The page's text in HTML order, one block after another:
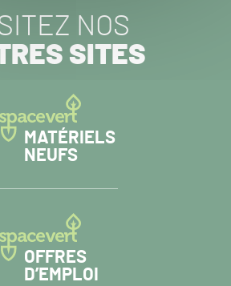
NOS
SITES
MATÉRIELS
NEUFS
OFFRES
D’EMPLOI